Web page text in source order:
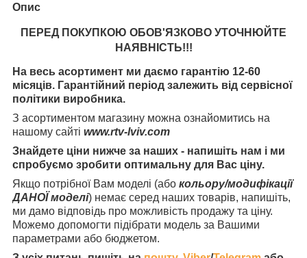
Опис
ПЕРЕД ПОКУПКОЮ ОБОВ'ЯЗКОВО УТОЧНЮЙТЕ
НАЯВНІСТЬ!!!
На весь асортимент ми даємо гарантію 12-60
місяців. Гарантійний період залежить від сервісної
політики виробника.
З асортиментом магазину можна ознайомитись на
нашому сайті www.rtv-lviv.com
Знайдете ціни нижче за наших - напишіть нам і ми
спробуємо зробити оптимальну для Вас ціну.
Якщо потрібної Вам моделі (або кольору/модифікації
ДАНОЇ моделі) немає серед наших товарів, напишіть,
ми дамо відповідь про можливість продажу та ціну.
Можемо допомогти підібрати модель за Вашими
параметрами або бюджетом.